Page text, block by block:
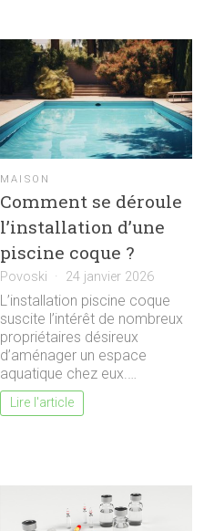
MAISON
Comment se déroule
l’installation d’une
piscine coque ?
Povoski 24 janvier 2026
L’installation piscine coque
suscite l’intérêt de nombreux
propriétaires désireux
d’aménager un espace
aquatique chez eux.…
Lire l'article